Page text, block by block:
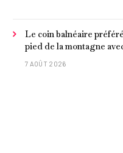
Le coin balnéaire
pied de la montagne
poisson et criques isolées
7 AOÛT 2026